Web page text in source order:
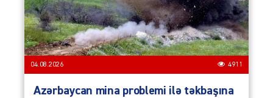
04.08.2026 4911
Azərbaycan mina problemi ilə təkbaşına